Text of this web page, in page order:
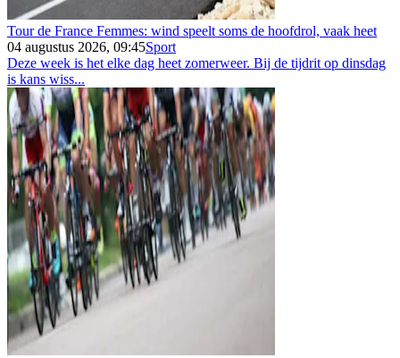
Tour de France Femmes: wind speelt soms de hoofdrol, vaak heet
04 augustus 2026, 09:45Sport
Deze week is het elke dag heet zomerweer. Bij de tijdrit op dinsdag
is kans wiss...